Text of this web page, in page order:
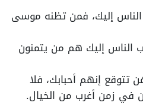
الناس إليك، فمن تظنه موسى
الناس إليك هم من يتمنون
تتوقع إنهم أحبابك، فلا
زمن أغرب من الخيال.